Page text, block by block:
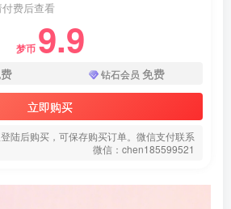
费后查看
梦币 9.9
钻石会员 免费
立即购买
陆后购买，可保存购买订单。微信支付联系
微信：chen185599521